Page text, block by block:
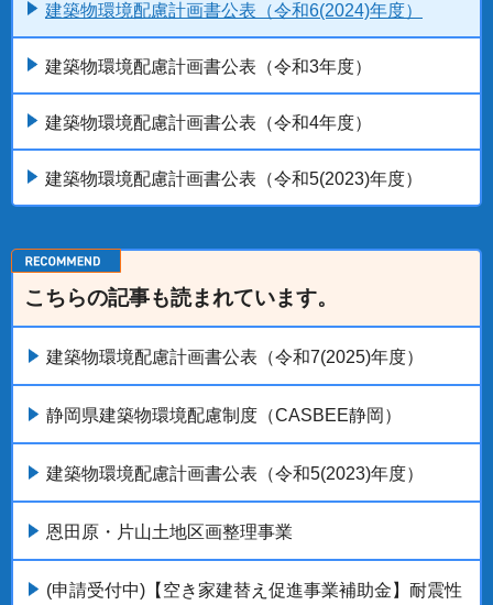
建築物環境配慮計画書公表（令和6(2024)年度）
建築物環境配慮計画書公表（令和3年度）
建築物環境配慮計画書公表（令和4年度）
建築物環境配慮計画書公表（令和5(2023)年度）
こちらの記事も読まれています。
建築物環境配慮計画書公表（令和7(2025)年度）
静岡県建築物環境配慮制度（CASBEE静岡）
建築物環境配慮計画書公表（令和5(2023)年度）
恩田原・片山土地区画整理事業
(申請受付中)【空き家建替え促進事業補助金】耐震性